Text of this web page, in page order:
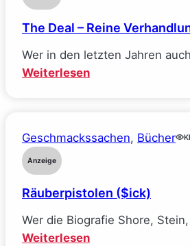
The Deal – Reine
Wer in den letzten Jahren
Weiterlesen:
Reine
Kennedy)
Geschmackssachen, Bücher
Anzeige
Räuberpistolen ($ick)
Wer die Biografie Shore,
Weiterlesen: